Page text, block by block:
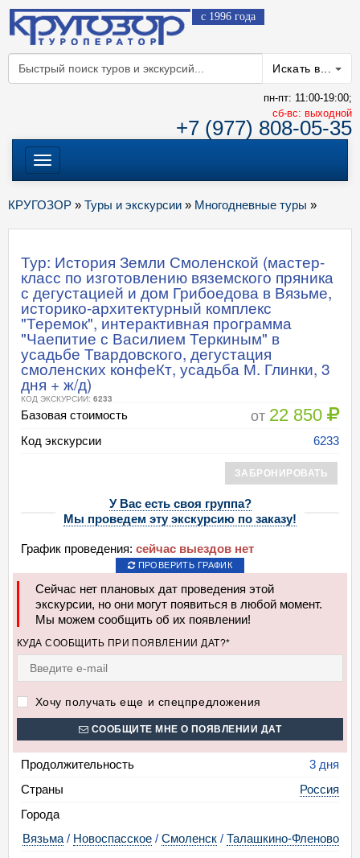
с 1996 года
Искать в...
пн-пт: 11:00-19:00;
cб-вс: выходной
+7 (977) 808-05-35
Меню
КРУГОЗОР » Туры и экскурсии » Многодневные туры »
Тур: История Земли Смоленской (мастер-
класс по изготовлению вяземского пряника
с дегустацией и дом Грибоедова в Вязьме,
историко-архитектурный комплекс
"Теремок", интерактивная программа
"Чаепитие с Василием Теркиным" в
усадьбе Твардовского, дегустация
смоленских конфеКт, усадьба М. Глинки, 3
дня + ж/д)
КОД ЭКСКУРСИИ: 6233
Базовая стоимость от 22 850
Код экскурсии 6233
ЗАБРОНИРОВАТЬ
У Вас есть своя группа?
Мы проведем эту экскурсию по заказу!
График проведения: сейчас выездов нет
ПРОВЕРИТЬ ГРАФИК
Сейчас нет плановых дат проведения этой
экскурсии, но они могут появиться в любой момент.
Мы можем сообщить об их появлении!
КУДА СООБЩИТЬ ПРИ ПОЯВЛЕНИИ ДАТ?*
Хочу получать еще и спецпредложения
СООБЩИТЕ МНЕ О ПОЯВЛЕНИИ ДАТ
Продолжительность
3 дня
Страны
Россия
Города
Вязьма / Новоспасское / Смоленск / Талашкино-Фленово